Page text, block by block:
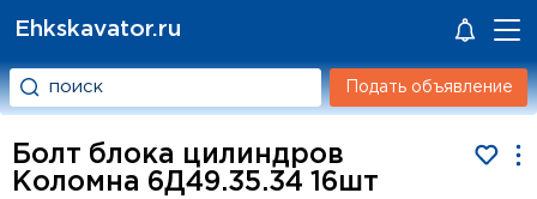
Ehkskavator.ru
Подать объявление
Болт блока цилиндров
Коломна 6Д49.35.34 16шт